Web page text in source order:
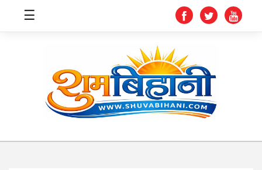
स्वास्थ्य
☰